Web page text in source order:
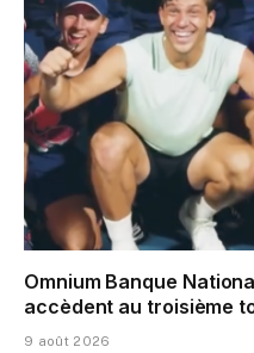
Omnium Banque
accèdent au troisième
9 août 2026